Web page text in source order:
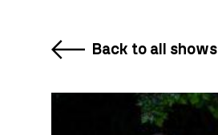
Back to all shows